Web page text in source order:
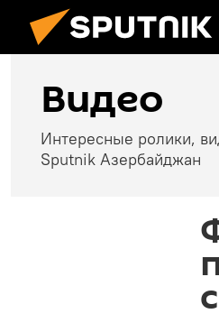
Видео
Интересные ролики,
Sputnik Азербайджан